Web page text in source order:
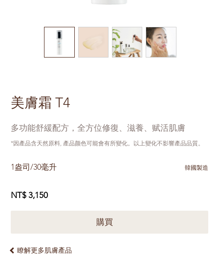
美膚霜 T4
多功能舒緩配方，全方位修復、滋養、赋活肌膚
*因產品含天然原料, 產品颜色可能會有所變化。以上變化不影響產品品質。
1盎司/30毫升 韓國製造
NT$ 3,150
購買
瞭解更多肌膚產品